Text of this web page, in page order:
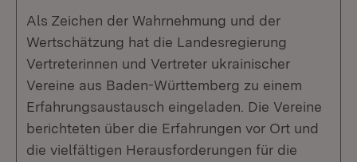
Als Zeichen der Wahrnehmung und der
Wertschätzung hat die Landesregierung
Vertreterinnen und Vertreter ukrainischer
Vereine aus Baden-Württemberg zu einem
Erfahrungsaustausch eingeladen. Die Vereine
berichteten über die Erfahrungen vor Ort und
die vielfältigen Herausforderungen für die